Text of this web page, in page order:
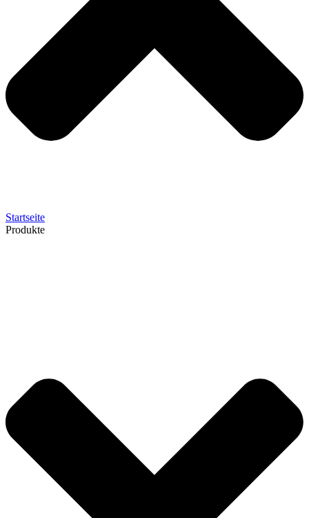
Startseite
Produkte